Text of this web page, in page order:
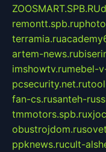
ZOOSMART.SPB.RU
remontt.spb.ru
terramia.ru
artem-news.ru
imshowtv.rumebel-
pcsecurity.net.ru
fan-cs.rusanteh-
tmmotors.spb.ru
obustrojdom.ru
ppknews.rucult-